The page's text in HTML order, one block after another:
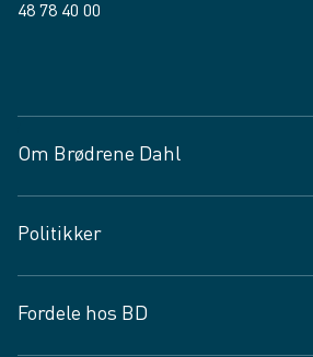
48 78 40 00
Om Brødrene Dahl
Vagttelefon 30 10 89 89
Spørgsmål og svar
Job og karriere
Politikker
Privatlivspolitik
Fordele hos BD